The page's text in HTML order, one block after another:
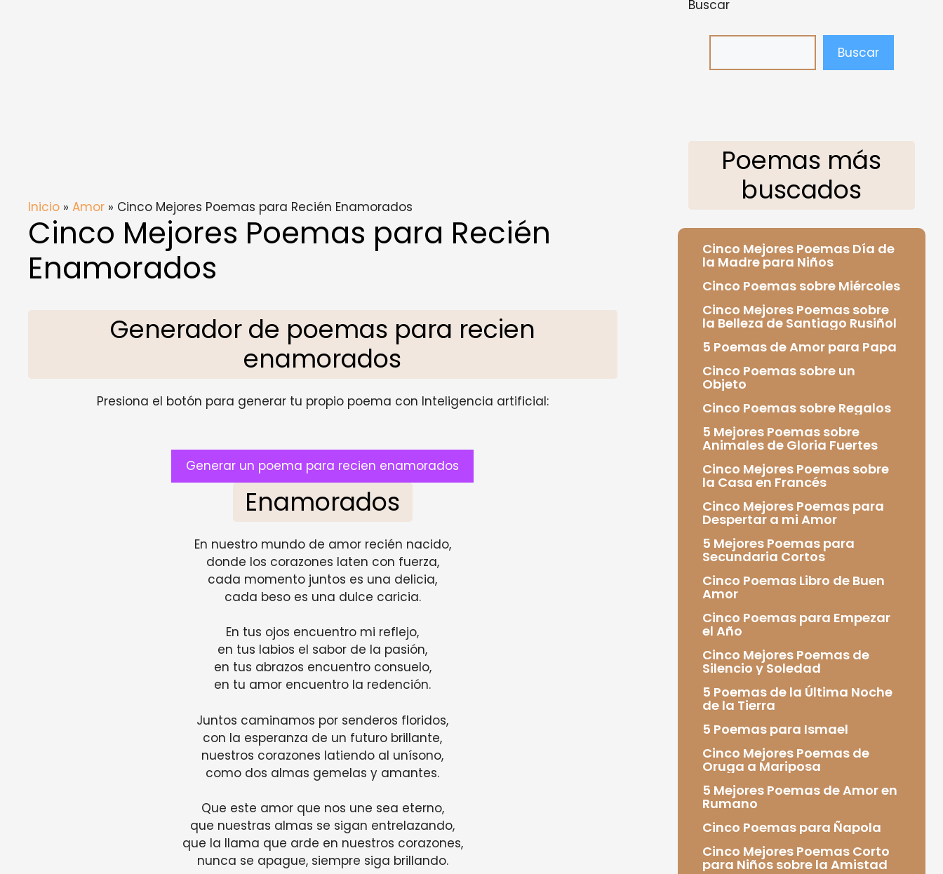
Inicio » Amor » Cinco Mejores Poemas para Recién Enamorados
Cinco Mejores Poemas para Recién
Enamorados
Generador de poemas para recien
enamorados
Presiona el botón para generar tu propio poema con Inteligencia artificial:
Generar un poema para recien enamorados
Enamorados
En nuestro mundo de amor recién nacido,
donde los corazones laten con fuerza,
cada momento juntos es una delicia,
cada beso es una dulce caricia.
En tus ojos encuentro mi reflejo,
en tus labios el sabor de la pasión,
en tus abrazos encuentro consuelo,
en tu amor encuentro la redención.
Juntos caminamos por senderos floridos,
con la esperanza de un futuro brillante,
nuestros corazones latiendo al unísono,
como dos almas gemelas y amantes.
Que este amor que nos une sea eterno,
que nuestras almas se sigan entrelazando,
que la llama que arde en nuestros corazones,
nunca se apague, siempre siga brillando.
Buscar
Buscar
Poemas más
buscados
Cinco Mejores Poemas Día de
la Madre para Niños
Cinco Poemas sobre Miércoles
Cinco Mejores Poemas sobre
la Belleza de Santiago Rusiñol
5 Poemas de Amor para Papa
Cinco Poemas sobre un
Objeto
Cinco Poemas sobre Regalos
5 Mejores Poemas sobre
Animales de Gloria Fuertes
Cinco Mejores Poemas sobre
la Casa en Francés
Cinco Mejores Poemas para
Despertar a mi Amor
5 Mejores Poemas para
Secundaria Cortos
Cinco Poemas Libro de Buen
Amor
Cinco Poemas para Empezar
el Año
Cinco Mejores Poemas de
Silencio y Soledad
5 Poemas de la Última Noche
de la Tierra
5 Poemas para Ismael
Cinco Mejores Poemas de
Oruga a Mariposa
5 Mejores Poemas de Amor en
Rumano
Cinco Poemas para Ñapola
Cinco Mejores Poemas Corto
para Niños sobre la Amistad